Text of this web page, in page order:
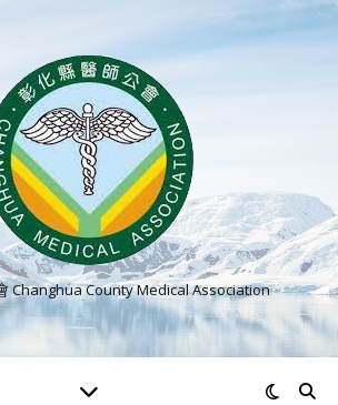
Changhua County Medical Association